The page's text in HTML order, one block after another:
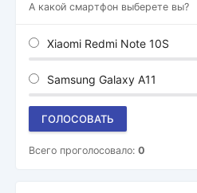
А какой смартфон выберете вы?
Xiaomi Redmi Note 10S
Samsung Galaxy A11
ГОЛОСОВАТЬ
Всего проголосовало: 0